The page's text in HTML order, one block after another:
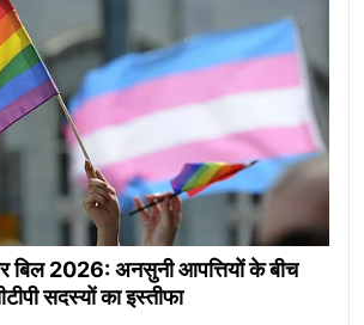
बिल 2026: अनसुनी आपत्तियों के बीच
सदस्यों का इस्तीफा